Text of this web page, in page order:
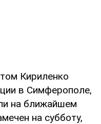
Кириленко
в Симферополе,
на ближайшем
на субботу,